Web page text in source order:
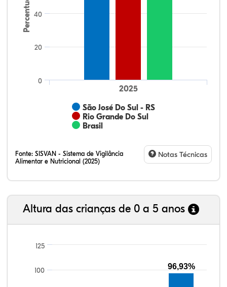
Percentual
São José Do Sul - RS
Rio Grande Do Sul
Brasil
2025
0
20
40
Fonte: SISVAN - Sistema de Vigilância
Alimentar e Nutricional (2025)
Notas Técnicas
Altura das crianças de 0 a 5 anos
100
125
96,93%